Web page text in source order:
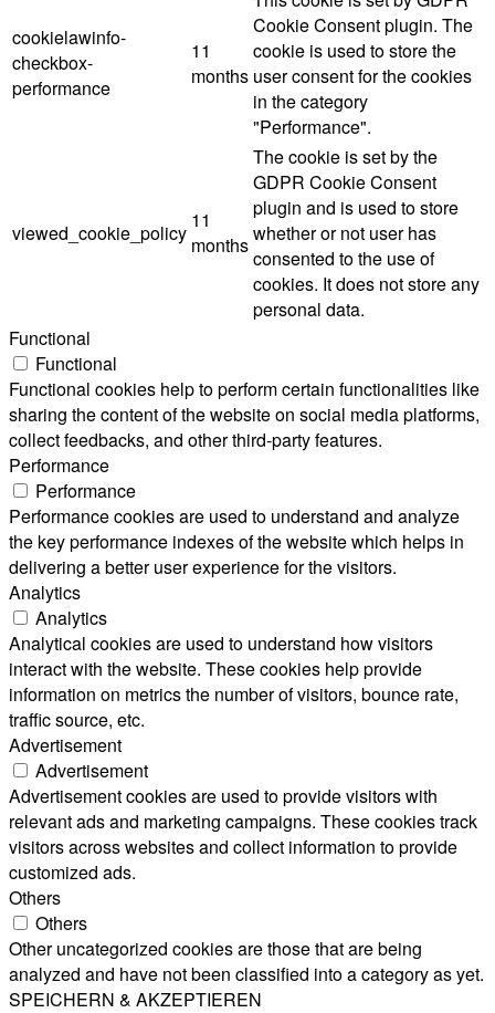
cookielawinfo-
checkbox-
performance
11
months
Cookie Consent plugin. The
cookie is used to store the
user consent for the cookies
in the category
"Performance".
viewed_cookie_policy
11
months
The cookie is set by the
GDPR Cookie Consent
plugin and is used to store
whether or not user has
consented to the use of
cookies. It does not store any
personal data.
Functional
Functional
Functional cookies help to perform certain functionalities like
sharing the content of the website on social media platforms,
collect feedbacks, and other third-party features.
Performance
Performance
Performance cookies are used to understand and analyze
the key performance indexes of the website which helps in
delivering a better user experience for the visitors.
Analytics
Analytics
Analytical cookies are used to understand how visitors
interact with the website. These cookies help provide
information on metrics the number of visitors, bounce rate,
traffic source, etc.
Advertisement
Advertisement
Advertisement cookies are used to provide visitors with
relevant ads and marketing campaigns. These cookies track
visitors across websites and collect information to provide
customized ads.
Others
Others
Other uncategorized cookies are those that are being
analyzed and have not been classified into a category as yet.
SPEICHERN & AKZEPTIEREN